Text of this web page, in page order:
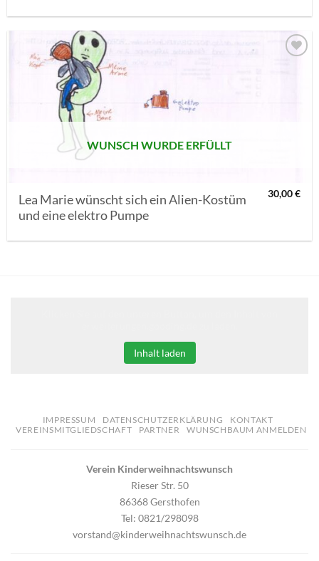
WUNSCH WURDE ERFÜLLT
Lea Marie wünscht sich ein Alien-Kostüm
und eine elektro Pumpe
30,00€
Inhalt laden
IMPRESSUM DATENSCHUTZERKLÄRUNG
KONTAKT
VEREINSMITGLIEDSCHAFT
PARTNER WUNSCHBAUM ANMELDEN
Verein Kinderweihnachtswunsch
Rieser Str. 50
86368 Gersthofen
Tel: 0821/298098
vorstand@kinderweihnachtswunsch.de